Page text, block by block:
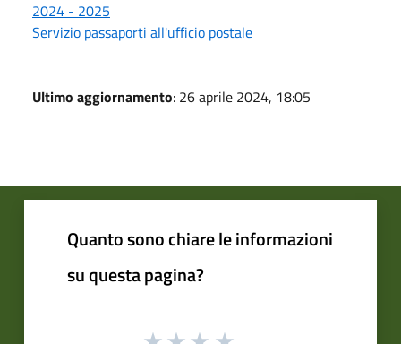
2024 - 2025
Servizio passaporti all'ufficio postale
Ultimo aggiornamento: 26 aprile 2024, 18:05
Quanto sono chiare le informazioni
su questa pagina?